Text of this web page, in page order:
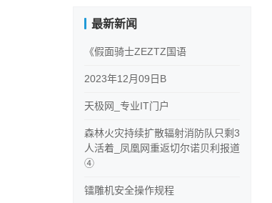
最新新闻
《假面骑士ZEZTZ国语
2023年12月09日B
天极网_专业IT门户
森林火灾持续扩散辐射消防队只剩3
人活着_凤凰网重返切尔诺贝利报道
④
镭雕机安全操作规程